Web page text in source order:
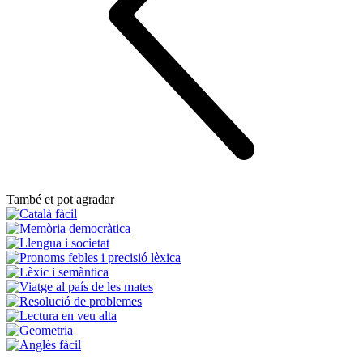
També et pot agradar